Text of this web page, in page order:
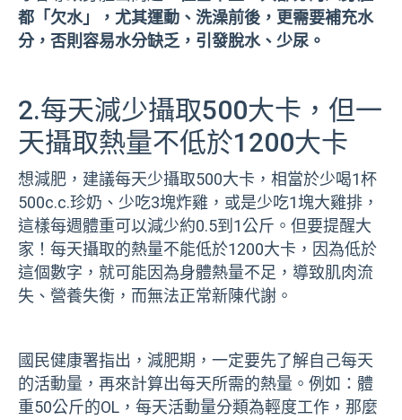
都「欠水」，尤其運動、洗澡前後，更需要補充水
分，否則容易水分缺乏，引發脫水、少尿。
2.每天減少攝取500大卡，但一
天攝取熱量不低於1200大卡
想減肥，建議每天少攝取500大卡，相當於少喝1杯
500c.c.珍奶、少吃3塊炸雞，或是少吃1塊大雞排，
這樣每週體重可以減少約0.5到1公斤。但要提醒大
家！每天攝取的熱量不能低於1200大卡，因為低於
這個數字，就可能因為身體熱量不足，導致肌肉流
失、營養失衡，而無法正常新陳代謝。
國民健康署指出，減肥期，一定要先了解自己每天
的活動量，再來計算出每天所需的熱量。例如：體
重50公斤的OL，每天活動量分類為輕度工作，那麼